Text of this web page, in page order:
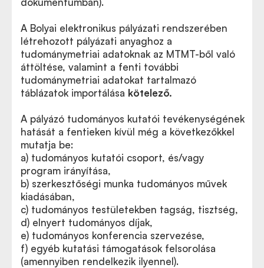
A Bolyai elektronikus pályázati rendszerében
létrehozott pályázati anyaghoz a
tudománymetriai adatoknak az MTMT-ből való
áttöltése, valamint a fenti további
tudománymetriai adatokat tartalmazó
táblázatok importálása kötelező.
A pályázó tudományos kutatói tevékenységének
hatását a fentieken kívül még a következőkkel
mutatja be:
a) tudományos kutatói csoport, és/vagy
program irányítása,
b) szerkesztőségi munka tudományos művek
kiadásában,
c) tudományos testületekben tagság, tisztség,
d) elnyert tudományos díjak,
e) tudományos konferencia szervezése,
f) egyéb kutatási támogatások felsorolása
(amennyiben rendelkezik ilyennel).